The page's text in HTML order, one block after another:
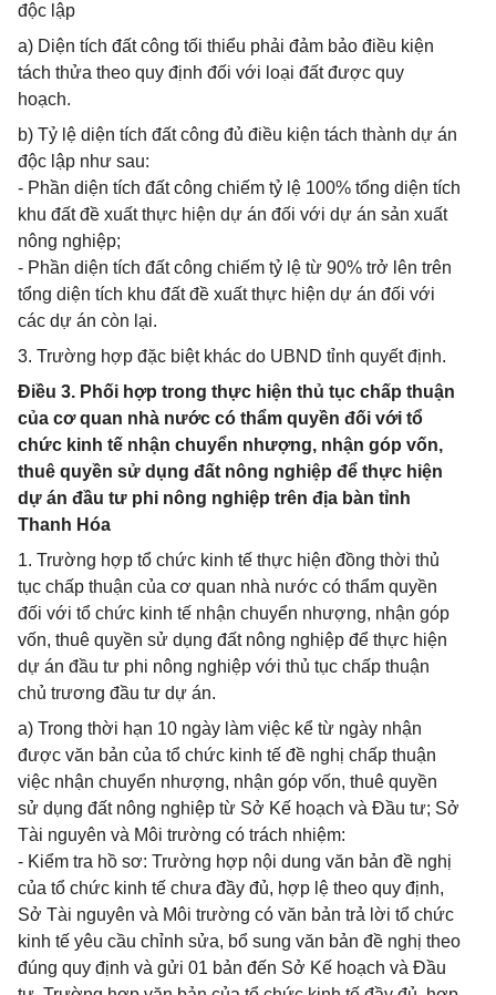
độc lập
a) Diện tích đất công tối thiểu phải đảm bảo điều kiện
tách thửa theo quy định đối với loại đất được quy
hoạch.
b) Tỷ lệ diện tích đất công đủ điều kiện tách thành dự án
độc lập như sau:
- Phần diện tích đất công chiếm tỷ lệ 100% tổng diện tích
khu đất đề xuất thực hiện dự án đối với dự án sản xuất
nông nghiệp;
- Phần diện tích đất công chiếm tỷ lệ từ 90% trở lên trên
tổng diện tích khu đất đề xuất thực hiện dự án đối với
các dự án còn lại.
3. Trường hợp đặc biệt khác do UBND tỉnh quyết định.
Điều 3. Phối hợp trong thực hiện thủ tục chấp thuận
của cơ quan nhà nước có thẩm quyền đối với tổ
chức kinh tế nhận chuyển nhượng, nhận góp vốn,
thuê quyền sử dụng đất nông nghiệp để thực hiện
dự án đầu tư phi nông nghiệp trên địa bàn tỉnh
Thanh Hóa
1. Trường hợp tổ chức kinh tế thực hiện đồng thời thủ
tục chấp thuận của cơ quan nhà nước có thẩm quyền
đối với tổ chức kinh tế nhận chuyển nhượng, nhận góp
vốn, thuê quyền sử dụng đất nông nghiệp để thực hiện
dự án đầu tư phi nông nghiệp với thủ tục chấp thuận
chủ trương đầu tư dự án.
a) Trong thời hạn 10 ngày làm việc kể từ ngày nhận
được văn bản của tổ chức kinh tế đề nghị chấp thuận
việc nhận chuyển nhượng, nhận góp vốn, thuê quyền
sử dụng đất nông nghiệp từ Sở Kế hoạch và Đầu tư; Sở
Tài nguyên và Môi trường có trách nhiệm:
- Kiểm tra hồ sơ: Trường hợp nội dung văn bản đề nghị
của tổ chức kinh tế chưa đầy đủ, hợp lệ theo quy định,
Sở Tài nguyên và Môi trường có văn bản trả lời tổ chức
kinh tế yêu cầu chỉnh sửa, bổ sung văn bản đề nghị theo
đúng quy định và gửi 01 bản đến Sở Kế hoạch và Đầu